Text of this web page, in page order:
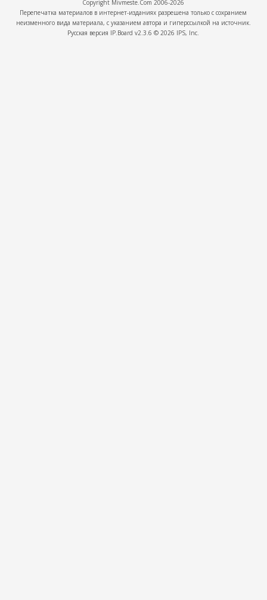
Copyright Mivmeste.Com 2006-2026
Перепечатка материалов в интернет-изданиях разрешена только с сохранием
неизменного вида материала, с указанием автора и гиперссылкой на источник.
Русская версия IP.Board v2.3.6 © 2026 IPS, Inc.